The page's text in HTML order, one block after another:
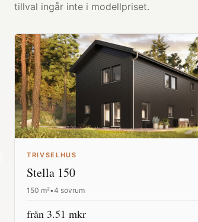
tillval ingår inte i modellpriset.
TRIVSELHUS
Stella 150
150 m²•4 sovrum
från 3.51 mkr